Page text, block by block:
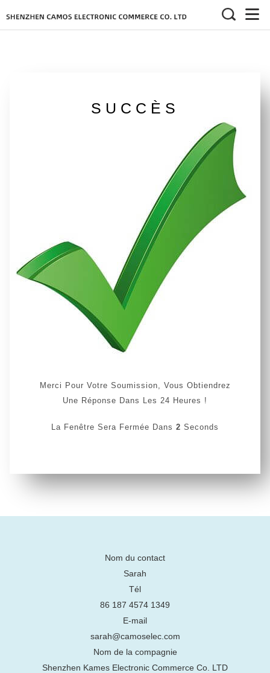
SUCCÈS
Merci Pour Votre Soumission, Vous Obtiendrez
Une Réponse Dans Les 24 Heures !
La Fenêtre Sera Fermée Dans 2 Seconds
Nom du contact
Sarah
Tél
86 187 4574 1349
E-mail
sarah@camoselec.com
Nom de la compagnie
Shenzhen Kames Electronic Commerce Co. LTD